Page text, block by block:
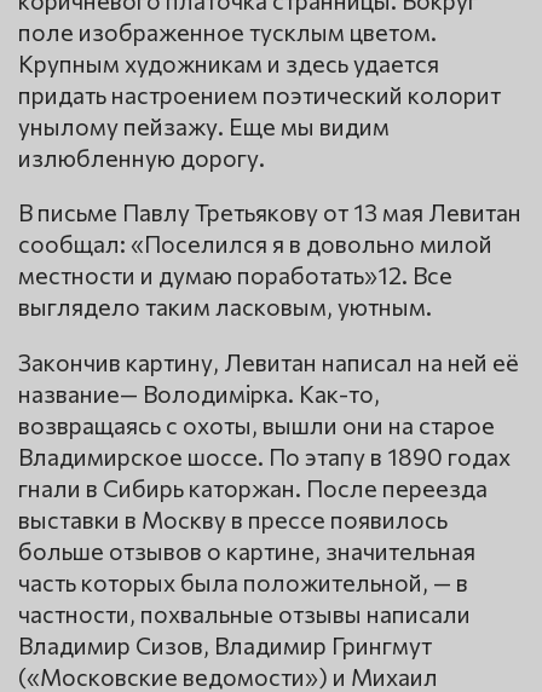
поле изображенное тусклым цветом.
Крупным художникам и здесь удается
придать настроением поэтический колорит
унылому пейзажу. Еще мы видим
излюбленную дорогу.
В письме Павлу Третьякову от 13 мая Левитан
сообщал: «Поселился я в довольно милой
местности и думаю поработать»12. Все
выглядело таким ласковым, уютным.
Закончив картину, Левитан написал на ней её
название— Володимiрка. Как-то,
возвращаясь с охоты, вышли они на старое
Владимирское шоссе. По этапу в 1890 годах
гнали в Сибирь каторжан. После переезда
выставки в Москву в прессе появилось
больше отзывов о картине, значительная
часть которых была положительной, — в
частности, похвальные отзывы написали
Владимир Сизов, Владимир Грингмут
(«Московские ведомости») и Михаил